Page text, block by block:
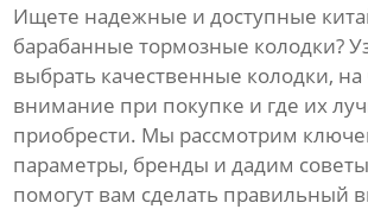
Ищете надежные и доступные
барабанные тормозные колодки?
выбрать качественные колодки, на
внимание при покупке и где их
приобрести. Мы рассмотрим
параметры, бренды и дадим
помогут вам сделать правильный